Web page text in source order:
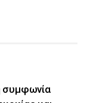
συμφωνία